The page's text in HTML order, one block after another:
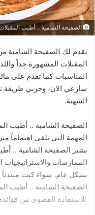
الصفيحة الشامية .. أطيب
نقدم لك الصفيحة الشامية
المقبلات المشهورة جداً
المناسبات كما تقدم على
سارعي الان، وجربي طريقة
الشهية.
الصفيحة الشامية .. أطيب
المهمة التي تلقى اهتماماً
يشير الصفيحة الشامية ..
الممارسات
بشكل عام. سواء كنت
الصفيحة الشامية .. أطيب
للاستفادة القصوى من